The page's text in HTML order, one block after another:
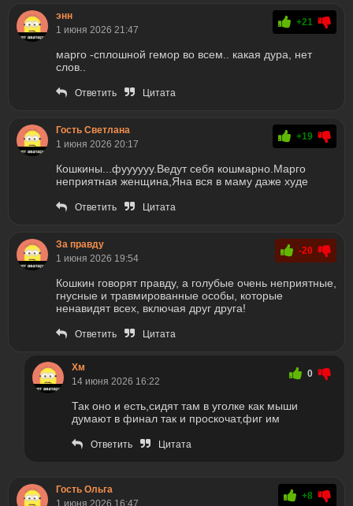
энн
1 июня 2026 21:47
+21
марго -сплошной гемор во всем.. какая дура, нет
слов..
Ответить Цитата
Гость Светлана
1 июня 2026 20:17
+19
Кошкины...фуууууу.Ведут себя кошмарно.Марго
неприятная женщина,Яна вся в маму даже худе
Ответить Цитата
За правду
1 июня 2026 19:54
-20
Кошкин говорят правду, а голубые очень неприятные,
гнусные и травмированные особы, которые
ненавидят всех, включая друг друга!
Ответить Цитата
Хм
14 июня 2026 16:22
0
Так оно и есть,сидят там в уголке как мыши
думают в финал так и проскочат,фиг им
Ответить Цитата
Гость Ольга
+8